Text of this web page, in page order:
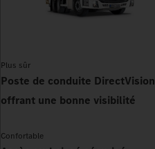
Plus sûr
Poste de conduite DirectVision
offrant une bonne visibilité
Confortable